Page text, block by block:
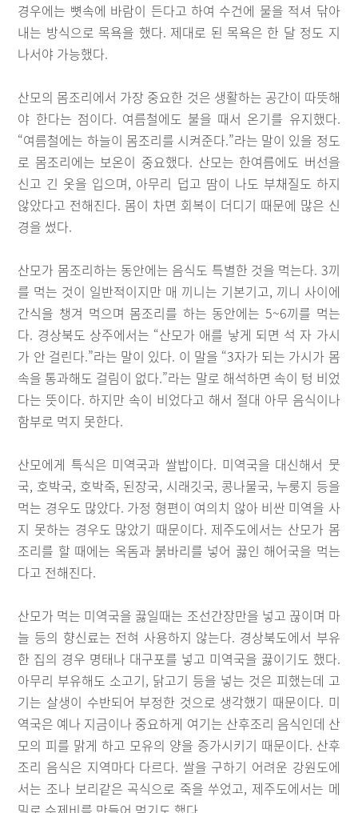
경우에는 뼛속에 바람이 든다고 하여 수건에 물을 적셔 닦아
내는 방식으로 목욕을 했다. 제대로 된 목욕은 한 달 정도 지
나서야 가능했다.
산모의 몸조리에서 가장 중요한 것은 생활하는 공간이 따뜻해
야 한다는 점이다. 여름철에도 불을 때서 온기를 유지했다.
“여름철에는 하늘이 몸조리를 시켜준다.”라는 말이 있을 정도
로 몸조리에는 보온이 중요했다. 산모는 한여름에도 버선을
신고 긴 옷을 입으며, 아무리 덥고 땀이 나도 부채질도 하지
않았다고 전해진다. 몸이 차면 회복이 더디기 때문에 많은 신
경을 썼다.
산모가 몸조리하는 동안에는 음식도 특별한 것을 먹는다. 3끼
를 먹는 것이 일반적이지만 매 끼니는 기본기고, 끼니 사이에
간식을 챙겨 먹으며 몸조리를 하는 동안에는 5~6끼를 먹는
다. 경상북도 상주에서는 “산모가 애를 낳게 되면 석 자 가시
가 안 걸린다.”라는 말이 있다. 이 말을 “3자가 되는 가시가 몸
속을 통과해도 걸림이 없다.”라는 말로 해석하면 속이 텅 비었
다는 뜻이다. 하지만 속이 비었다고 해서 절대 아무 음식이나
함부로 먹지 못한다.
산모에게 특식은 미역국과 쌀밥이다. 미역국을 대신해서 뭇
국, 호박국, 호박죽, 된장국, 시래깃국, 콩나물국, 누룽지 등을
먹는 경우도 많았다. 가정 형편이 여의치 않아 비싼 미역을 사
지 못하는 경우도 많았기 때문이다. 제주도에서는 산모가 몸
조리를 할 때에는 옥돔과 붉바리를 넣어 끓인 해어국을 먹는
다고 전해진다.
산모가 먹는 미역국을 끓일때는 조선간장만을 넣고 끊이며 마
늘 등의 향신료는 전혀 사용하지 않는다. 경상북도에서 부유
한 집의 경우 명태나 대구포를 넣고 미역국을 끓이기도 했다.
아무리 부유해도 소고기, 닭고기 등을 넣는 것은 피했는데 고
기는 살생이 수반되어 부정한 것으로 생각했기 때문이다. 미
역국은 예나 지금이나 중요하게 여기는 산후조리 음식인데 산
모의 피를 맑게 하고 모유의 양을 증가시키기 때문이다. 산후
조리 음식은 지역마다 다르다. 쌀을 구하기 어려운 강원도에
서는 조나 보리같은 곡식으로 죽을 쑤었고, 제주도에서는 메